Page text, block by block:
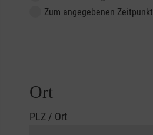
Zum angegebenen Zeitpunkt
Ort
PLZ / Ort